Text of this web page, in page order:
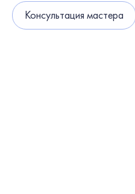
Консультация мастера